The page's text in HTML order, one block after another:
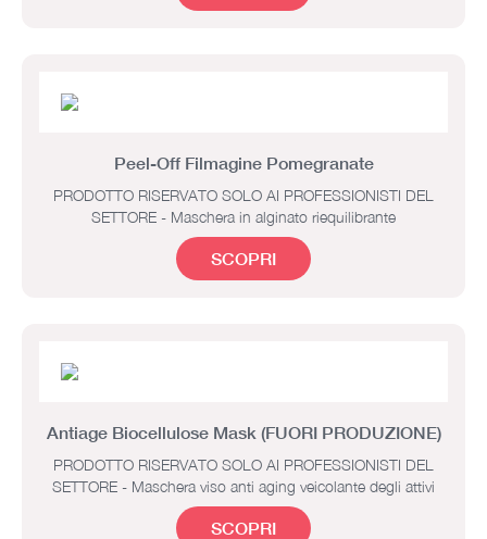
Peel-Off Filmagine Pomegranate
PRODOTTO RISERVATO SOLO AI PROFESSIONISTI DEL
SETTORE - Maschera in alginato riequilibrante
SCOPRI
Antiage Biocellulose Mask (FUORI PRODUZIONE)
PRODOTTO RISERVATO SOLO AI PROFESSIONISTI DEL
SETTORE - Maschera viso anti aging veicolante degli attivi
SCOPRI